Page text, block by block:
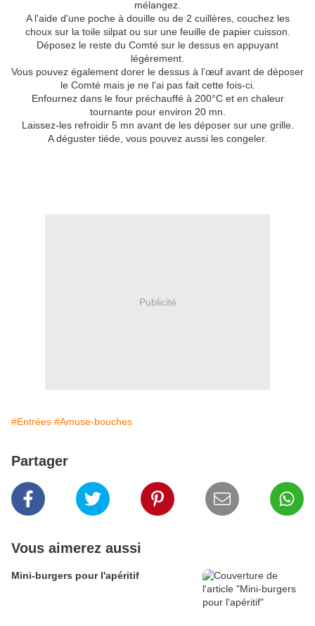
mélangez.
A l'aide d'une poche à douille ou de 2 cuillères, couchez les
choux sur la toile silpat ou sur une feuille de papier cuisson.
Déposez le reste du Comté sur le dessus en appuyant
légèrement.
Vous pouvez également dorer le dessus à l’œuf avant de déposer
le Comté mais je ne l'ai pas fait cette fois-ci.
Enfournez dans le four préchauffé à 200°C et en chaleur
tournante pour environ 20 mn.
Laissez-les refroidir 5 mn avant de les déposer sur une grille.
A déguster tiéde, vous pouvez aussi les congeler.
Publicité
#Entrées #Amuse-bouches
Partager
Vous aimerez aussi
Mini-burgers pour l'apéritif